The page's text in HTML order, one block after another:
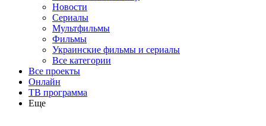
Новости
Сериалы
Мультфильмы
Фильмы
Украинские фильмы и сериалы
Все категории
Все проекты
Онлайн
ТВ программа
Еще